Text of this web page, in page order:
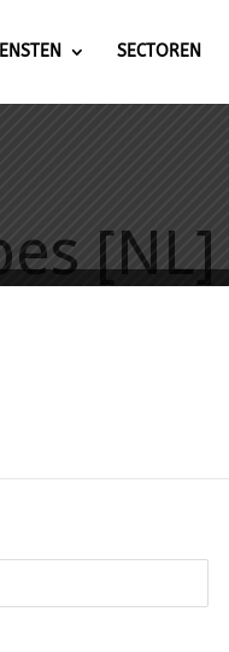
SECTOREN
[NL]